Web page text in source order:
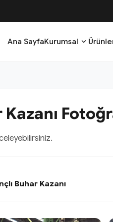
Ana SayfaKurumsal expand_more
Buhar Kazanı